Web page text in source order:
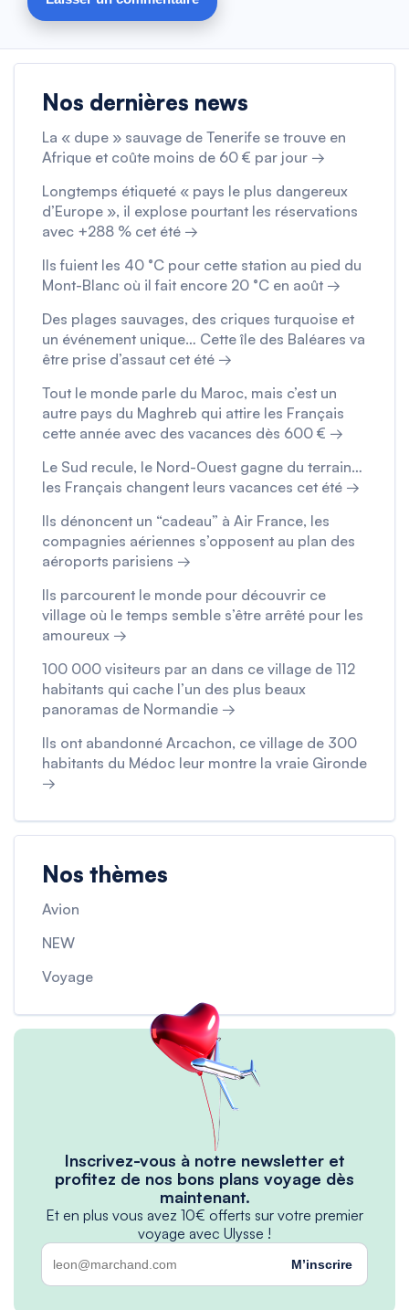
Nos dernières news
La « dupe » sauvage de Tenerife se trouve en
Afrique et coûte moins de 60 € par jour →
Longtemps étiqueté « pays le plus dangereux
d’Europe », il explose pourtant les réservations
avec +288 % cet été →
Ils fuient les 40 °C pour cette station au pied du
Mont-Blanc où il fait encore 20 °C en août →
Des plages sauvages, des criques turquoise et
un événement unique… Cette île des Baléares va
être prise d’assaut cet été →
Tout le monde parle du Maroc, mais c’est un
autre pays du Maghreb qui attire les Français
cette année avec des vacances dès 600 € →
Le Sud recule, le Nord-Ouest gagne du terrain…
les Français changent leurs vacances cet été →
Ils dénoncent un “cadeau” à Air France, les
compagnies aériennes s’opposent au plan des
aéroports parisiens →
Ils parcourent le monde pour découvrir ce
village où le temps semble s’être arrêté pour les
amoureux →
100 000 visiteurs par an dans ce village de 112
habitants qui cache l’un des plus beaux
panoramas de Normandie →
Ils ont abandonné Arcachon, ce village de 300
habitants du Médoc leur montre la vraie Gironde
→
Nos thèmes
Avion
NEW
Voyage
Inscrivez-vous à notre newsletter et
profitez de nos bons plans voyage dès
maintenant.
Et en plus vous avez 10€ offerts sur votre premier
voyage avec Ulysse !
M’inscrire